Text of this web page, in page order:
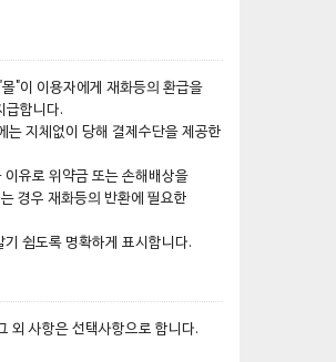
"이 이용자에게 재화등의 환급을
급합니다.
는 지체없이 당해 결제수단을 제공한
유로 위약금 또는 손해배상을
경우 재화등의 반환에 필요한
쉽도록 명확하게 표시합니다.
외 사항은 선택사항으로 합니다.